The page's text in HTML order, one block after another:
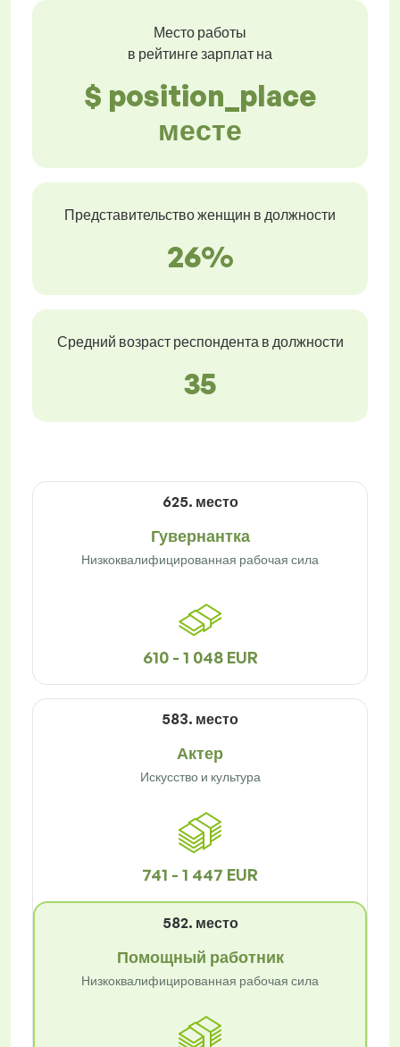
Место работы
в рейтинге зарплат на
$ position_place
месте
Представительство женщин в должности
26%
Средний возраст респондента в должности
35
625. место
Гувернантка
Низкоквалифицированная рабочая сила
610 - 1 048 EUR
583. место
Актер
Искусство и культура
741 - 1 447 EUR
582. место
Помощный работник
Низкоквалифицированная рабочая сила